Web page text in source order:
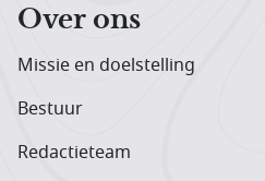
Over ons
Missie en doelstelling
Bestuur
Redactieteam